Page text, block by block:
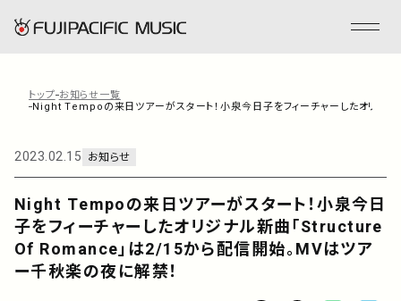
フジパシフィックミュージックとは
会社情報
事業内容
トップ お知らせ一覧
Night Tempoの来日ツアーがスタート！小泉今日子をフィーチャーしたオリ
Night Tempoの来日ツアーがスタート！小泉今日
子をフィーチャーしたオリジナル新曲「Structure
Of Romance」は2/15から配信開始。MVはツア
ー千秋楽の夜に解禁！
2023.02.15 お知らせ